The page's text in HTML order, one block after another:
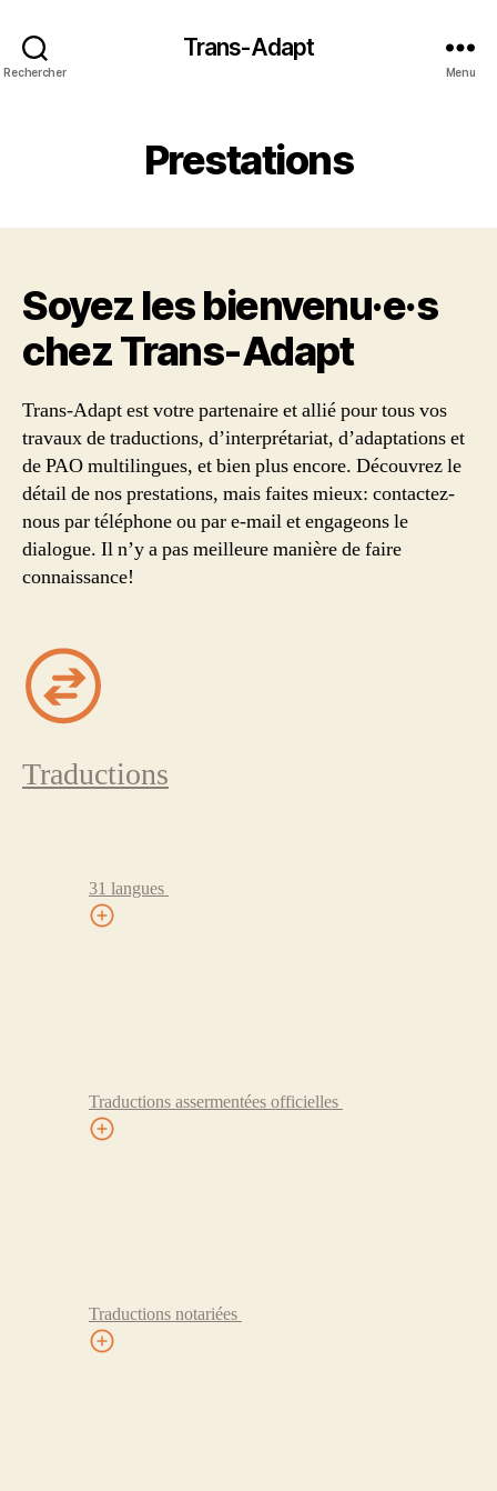
Rechercher
Trans-Adapt
Menu
Prestations
Soyez les bienvenu·e·s
chez Trans‑Adapt
Trans-Adapt est votre partenaire et allié pour tous vos
travaux de traductions, d’interprétariat, d’adaptations et
de PAO multilingues, et bien plus encore. Découvrez le
détail de nos prestations, mais faites mieux: contactez-
nous par téléphone ou par e-mail et engageons le
dialogue. Il n’y a pas meilleure manière de faire
connaissance!
Traductions
31 langues
Traductions assermentées officielles
Traductions notariées